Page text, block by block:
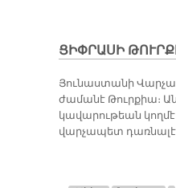
ՑԻՓՐԱՍԻ
Յու­նաս­տա­նի
ժա­մա­նէ Թուր­քիա։
կա­վա­րու­թեան կող­մէ
վար­չա­պետ դառ­նա­լէ